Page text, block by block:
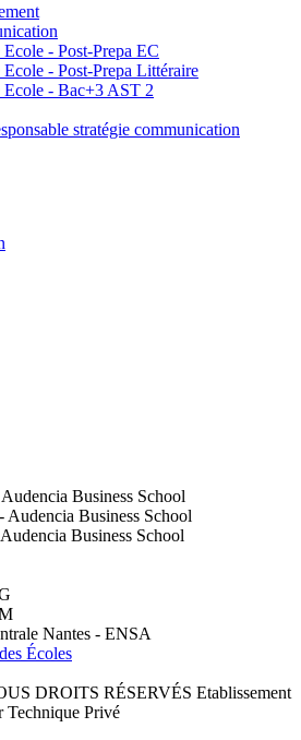
- Post-Prepa EC
- Post-Prepa Littéraire
Ecole - Bac+3 AST 2
stratégie communication
DROITS RÉSERVÉS Etablissement
Technique Privé